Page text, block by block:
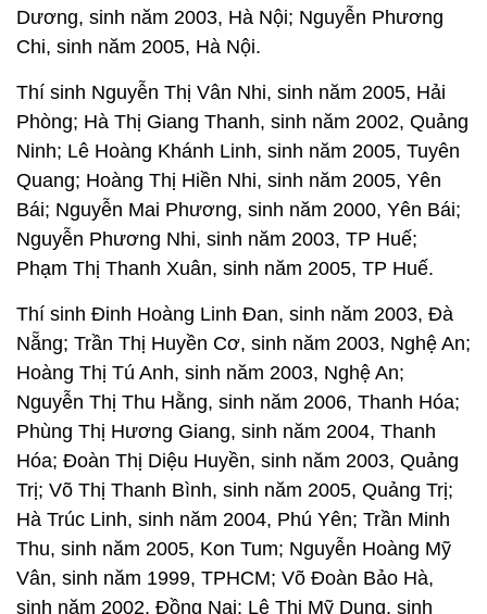
Dương, sinh năm 2003, Hà Nội; Nguyễn Phương
Chi, sinh năm 2005, Hà Nội.
Thí sinh Nguyễn Thị Vân Nhi, sinh năm 2005, Hải
Phòng; Hà Thị Giang Thanh, sinh năm 2002, Quảng
Ninh; Lê Hoàng Khánh Linh, sinh năm 2005, Tuyên
Quang; Hoàng Thị Hiền Nhi, sinh năm 2005, Yên
Bái; Nguyễn Mai Phương, sinh năm 2000, Yên Bái;
Nguyễn Phương Nhi, sinh năm 2003, TP Huế;
Phạm Thị Thanh Xuân, sinh năm 2005, TP Huế.
Thí sinh Đinh Hoàng Linh Đan, sinh năm 2003, Đà
Nẵng; Trần Thị Huyền Cơ, sinh năm 2003, Nghệ An;
Hoàng Thị Tú Anh, sinh năm 2003, Nghệ An;
Nguyễn Thị Thu Hằng, sinh năm 2006, Thanh Hóa;
Phùng Thị Hương Giang, sinh năm 2004, Thanh
Hóa; Đoàn Thị Diệu Huyền, sinh năm 2003, Quảng
Trị; Võ Thị Thanh Bình, sinh năm 2005, Quảng Trị;
Hà Trúc Linh, sinh năm 2004, Phú Yên; Trần Minh
Thu, sinh năm 2005, Kon Tum; Nguyễn Hoàng Mỹ
Vân, sinh năm 1999, TPHCM; Võ Đoàn Bảo Hà,
sinh năm 2002, Đồng Nai; Lê Thị Mỹ Dung, sinh